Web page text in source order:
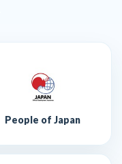
People of Japan